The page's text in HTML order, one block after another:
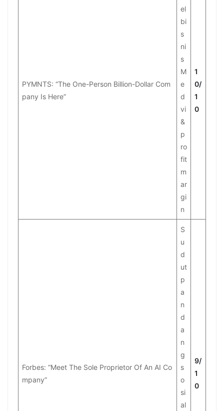
PYMNTS: “The One-Person Billion-Dollar Com
pany Is Here”
el
bi
s
ni
s
M
e
d
vi
&
p
ro
fit
m
ar
gi
n
1
0/
1
0
Forbes: “Meet The Sole Proprietor Of An AI Co
mpany”
S
u
d
ut
p
a
n
d
a
n
g
s
o
si
al
9/
1
0